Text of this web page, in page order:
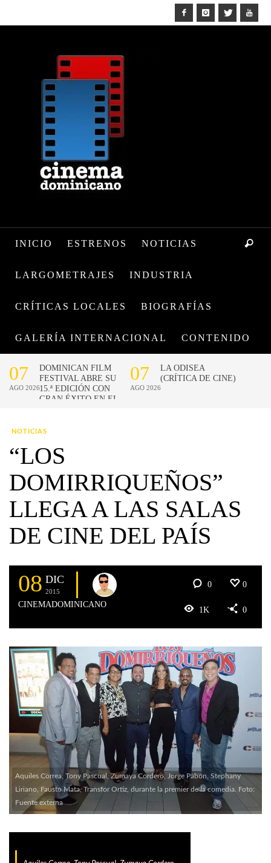
INICIO ESTRENOS NOTICIAS
LARGOMETRAJES INDUSTRIA
CRÍTICAS LOCALES BIOGRAFÍAS
GALERÍA INTERNACIONAL CONTENIDO
NOTICIAS
“LOS
DOMIRRIQUEÑOS”
LLEGA A LAS SALAS
DE CINE DEL PAÍS
08 DIC
2015
CINEMADOMINICANO
0 0
1K 0
Aquiles Correa, Tony Pascual, Zumaya Cordero, Jorge Pabon, Stephany
Liriano, Fausto Mata, Transfor Ortiz, durante la premier de la comedia. Foto:
Fuente externa